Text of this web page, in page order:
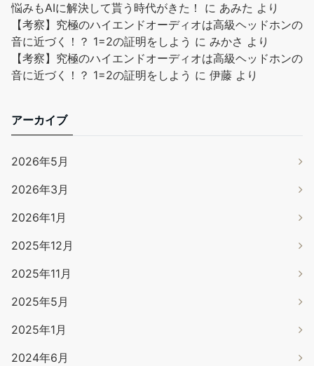
悩みもAIに解決して貰う時代がきた！
に あみた より
【考察】究極のハイエンドオーディオは高級ヘッドホンの
音に近づく！？ 1=2の証明をしよう に みかさ より
【考察】究極のハイエンドオーディオは高級ヘッドホンの
音に近づく！？ 1=2の証明をしよう に 伊藤 より
アーカイブ
2026年5月
2026年3月
2026年1月
2025年12月
2025年11月
2025年5月
2025年1月
2024年6月